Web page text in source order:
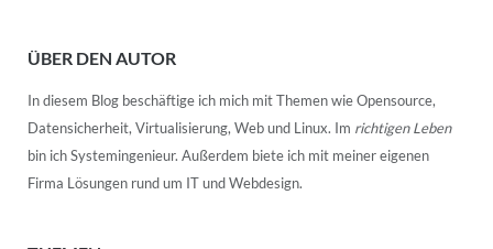
ÜBER DEN AUTOR
In diesem Blog beschäftige ich mich mit Themen wie Opensource,
Datensicherheit, Virtualisierung, Web und Linux. Im richtigen Leben
bin ich Systemingenieur. Außerdem biete ich mit meiner eigenen
Firma Lösungen rund um IT und Webdesign.